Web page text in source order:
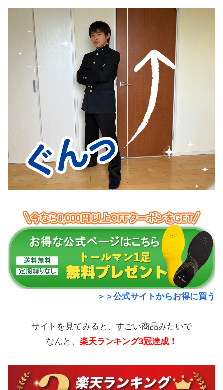
＞＞公式サイトからお得に買う
サイトを見てみると、すごい商品みたいで
なんと、 楽天ランキング3冠達成！